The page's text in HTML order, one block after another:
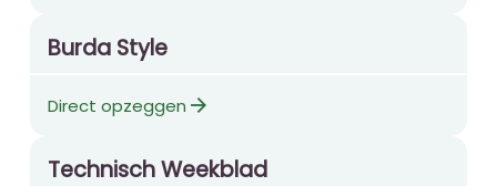
Burda Style
Direct opzeggen arrow_forward
Technisch Weekblad